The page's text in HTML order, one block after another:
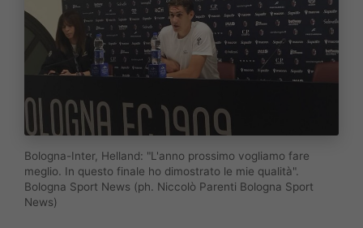
Bologna-Inter, Helland: "L'anno prossimo vogliamo fare
meglio. In questo finale ho dimostrato le mie qualità".
Bologna Sport News (ph. Niccolò Parenti Bologna Sport
News)